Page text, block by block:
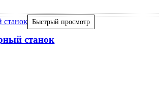
Быстрый просмотр
станок